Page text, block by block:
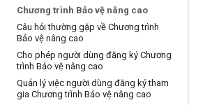
Chương trình Bảo vệ nâng cao
Câu hỏi thường gặp về Chương trình
Bảo vệ nâng cao
Cho phép người dùng đăng ký Chương
trình Bảo vệ nâng cao
Quản lý việc người dùng đăng ký tham
gia Chương trình Bảo vệ nâng cao